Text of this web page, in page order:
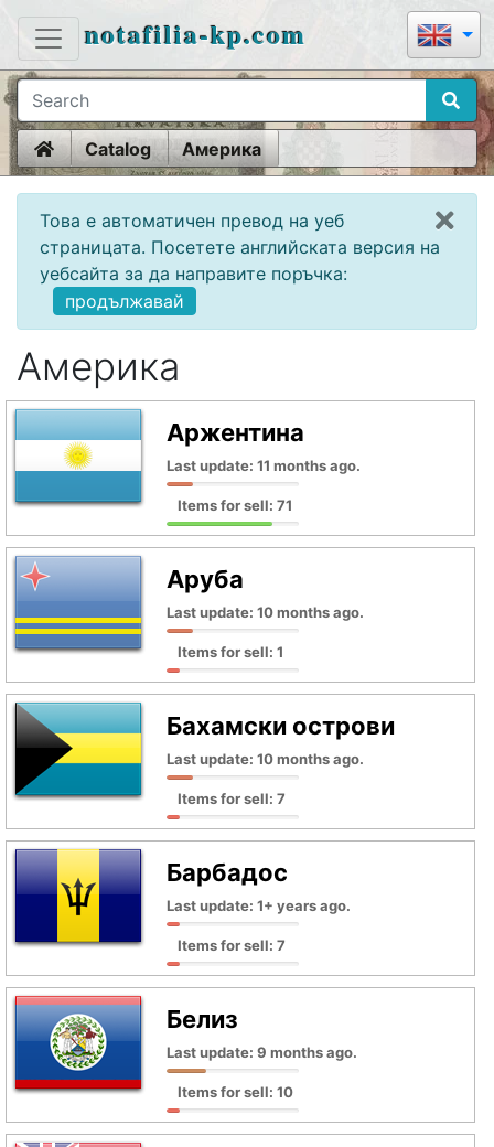
notafilia-kp.com
HomeCatalog Америка
Това е автоматичен превод на уеб
страницата. Посетете английската версия на
уебсайта за да направите поръчка:
продължавай
Америка
Аржентина
Last update: 11 months ago.
Items for sell: 71
Аруба
Last update: 10 months ago.
Items for sell: 1
Бахамски острови
Last update: 10 months ago.
Items for sell: 7
Барбадос
Last update: 1+ years ago.
Items for sell: 7
Белиз
Last update: 9 months ago.
Items for sell: 10